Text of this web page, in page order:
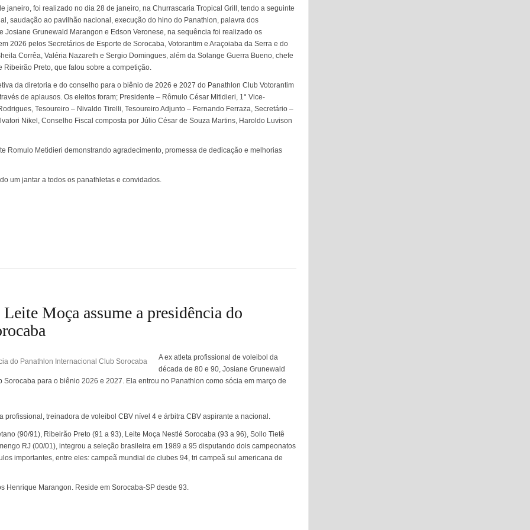
janeiro, foi realizado no dia 28 de janeiro, na Churrascaria Tropical Grill, tendo a seguinte
saudação ao pavilhão nacional, execução do hino do Panathlon, palavra dos
Grunewald Marangon e Edson Veronese, na sequência foi realizado os
2026 pelos Secretários de Esporte de Sorocaba, Votorantim e Araçoiaba da Serra e do
Corrêa, Valéria Nazareth e Sergio Domingues, além da Solange Guerra Bueno, chefe
Preto, que falou sobre a competição.
da diretoria e do conselho para o biênio de 2026 e 2027 do Panathlon Club Votorantim
de aplausos. Os eleitos foram; Presidente – Rômulo César Mitidieri, 1° Vice-
Tesoureiro – Nivaldo Tirelli, Tesoureiro Adjunto – Fernando Ferraza, Secretário –
Nikel, Conselho Fiscal composta por Júlio César de Souza Martins, Haroldo Luvison
Romulo Metidieri demonstrando agradecimento, promessa de dedicação e melhorias
um jantar a todos os panathletas e convidados.
Moça assume a presidência do
A ex atleta profissional de voleibol da
década de 80 e 90, Josiane Grunewald
para o biênio 2026 e 2027. Ela entrou no Panathlon como sócia em março de
profissional, treinadora de voleibol CBV nível 4 e árbitra CBV aspirante a nacional.
(90/91), Ribeirão Preto (91 a 93), Leite Moça Nestlé Sorocaba (93 a 96), Sollo Tietê
RJ (00/01), integrou a seleção brasileira em 1989 a 95 disputando dois campeonatos
importantes, entre eles: campeã mundial de clubes 94, tri campeã sul americana de
Henrique Marangon. Reside em Sorocaba-SP desde 93.